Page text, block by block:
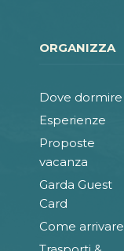
ORGANIZZA
Dove dormire
Esperienze
Proposte
vacanza
Garda Guest
Card
Come arrivare